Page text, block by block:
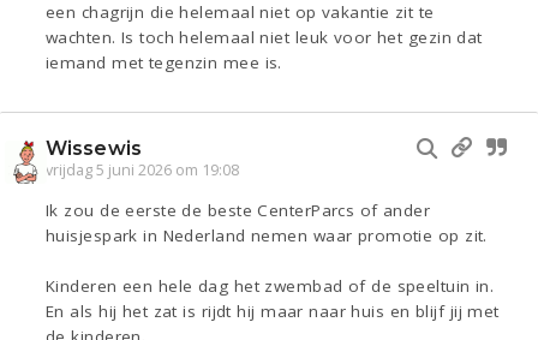
een chagrijn die helemaal niet op vakantie zit te
wachten. Is toch helemaal niet leuk voor het gezin dat
iemand met tegenzin mee is.
Wissewis
vrijdag 5 juni 2026 om 19:08
Ik zou de eerste de beste CenterParcs of ander
huisjespark in Nederland nemen waar promotie op zit.
Kinderen een hele dag het zwembad of de speeltuin in.
En als hij het zat is rijdt hij maar naar huis en blijf jij met